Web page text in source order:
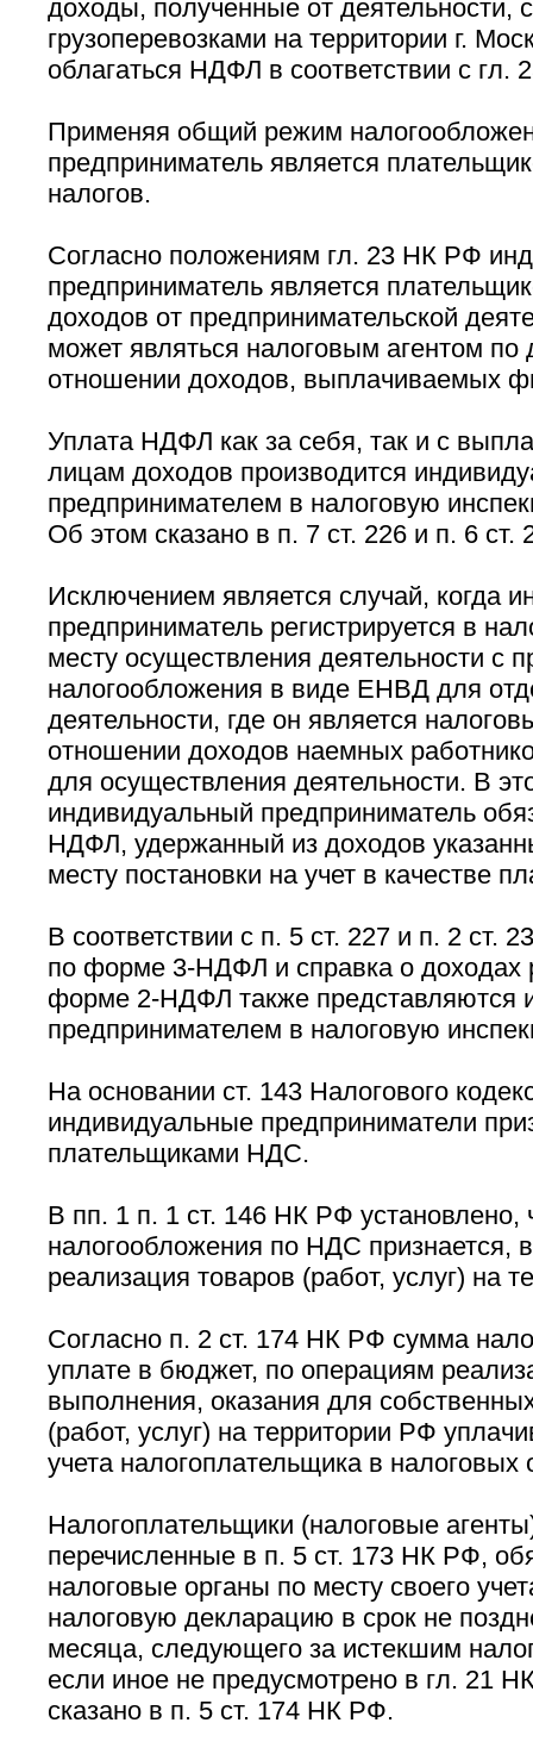
доходы, полученные от деятельности,
грузоперевозками на территории г.
облагаться НДФЛ в соответствии с
Применяя общий режим
предприниматель является
налогов.
Согласно положениям гл. 23 НК РФ
предприниматель является
доходов от предпринимательской
может являться налоговым агентом по
отношении доходов, выплачиваемых
Уплата НДФЛ как за себя, так и с
лицам доходов производится
предпринимателем в налоговую
Об этом сказано в п. 7 ст. 226 и п. 6
Исключением является случай, когда
предприниматель регистрируется в
месту осуществления деятельности с
налогообложения в виде ЕНВД для
деятельности, где он является
отношении доходов наемных
для осуществления деятельности. В
индивидуальный предприниматель
НДФЛ, удержанный из доходов
месту постановки на учет в качестве
В соответствии с п. 5 ст. 227 и п. 2 ст.
по форме 3-НДФЛ и справка о доходах
форме 2-НДФЛ также представляются
предпринимателем в налоговую
На основании ст. 143 Налогового
индивидуальные предприниматели
плательщиками НДС.
В пп. 1 п. 1 ст. 146 НК РФ установлено,
налогообложения по НДС признается,
реализация товаров (работ, услуг) на
Согласно п. 2 ст. 174 НК РФ сумма
уплате в бюджет, по операциям
выполнения, оказания для
(работ, услуг) на территории РФ
учета налогоплательщика в налоговых
Налогоплательщики (налоговые
перечисленные в п. 5 ст. 173 НК РФ,
налоговые органы по месту своего
налоговую декларацию в срок не
месяца, следующего за истекшим
если иное не предусмотрено в гл. 21
сказано в п. 5 ст. 174 НК РФ.